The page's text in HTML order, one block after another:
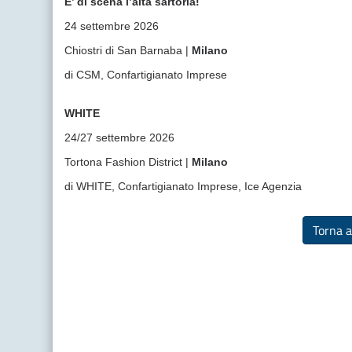
24 settembre 2026
Chiostri di San Barnaba | Milano
di CSM, Confartigianato Imprese
WHITE
24/27 settembre 2026
Tortona Fashion District | Milano
di WHITE, Confartigianato Imprese, Ice Agenzia
Torna